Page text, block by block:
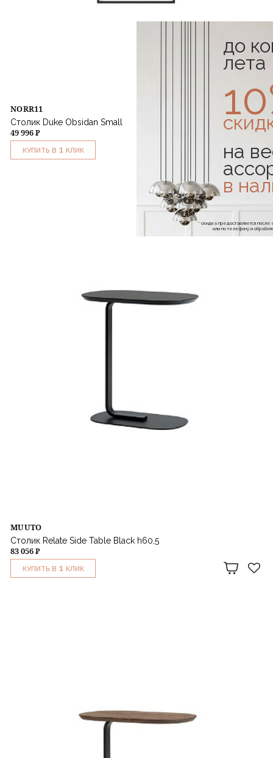
NORR11
Столик Duke Obsidan Small
49 996 ₽
КУПИТЬ В 1 КЛИК
MUUTO
Столик Relate Side Table Black h60,5
83 056 ₽
КУПИТЬ В 1 КЛИК
до
лета
на
в
* скидка предоставляется
или по телефону и